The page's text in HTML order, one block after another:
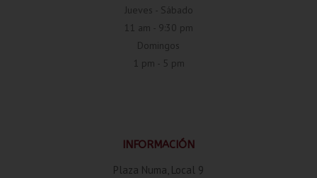
Jueves - Sábado
11 am - 9:30 pm
Domingos
1 pm - 5 pm
INFORMACIÓN
Plaza Numa, Local 9